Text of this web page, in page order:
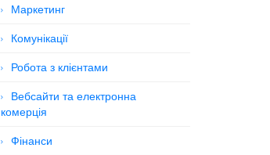
Маркетинг
Комунікації
Робота з клієнтами
Вебсайти та електронна
комерція
Фінанси